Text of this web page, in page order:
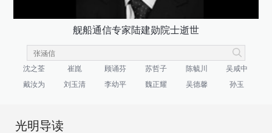
舰船通信专家陆建勋院士逝世
沈之荃 崔崑 顾诵芬 苏哲子 陈毓川
吴咸中
戴汝为
刘玉清 李幼平 魏正耀 吴德馨 孙玉
光明导读